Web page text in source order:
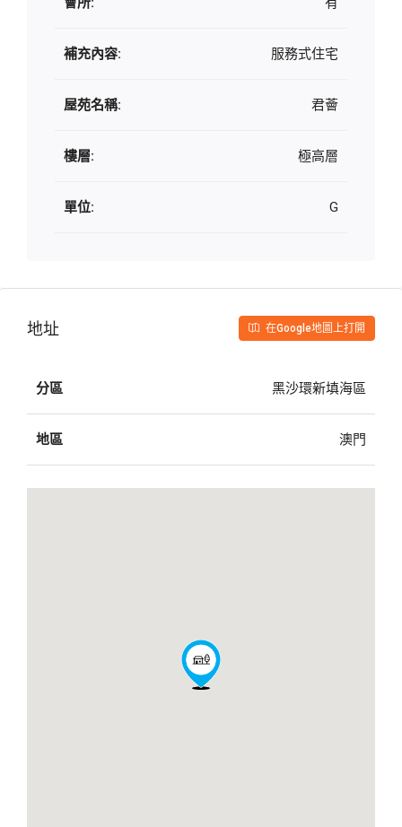
補充內容: 服務式住宅
屋苑名稱: 君薈
樓層: 極高層
單位: G
地址 在Google地圖上打開
分區 黑沙環新填海區
地區 澳門